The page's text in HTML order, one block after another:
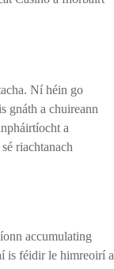
Ní héin go
gnáth a chuireann
a
riachtanach
accumulating
is féidir le himreoirí a